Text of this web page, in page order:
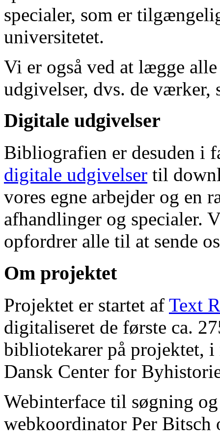
specialer, som er
universitetet.
Vi er også ved at lægge
udgivelser, dvs. de værker,
Digitale udgivelser
Bibliografien er desuden i
digitale udgivelser til
vores egne arbejder og en
afhandlinger og specialer.
opfordrer alle til at sende
Om projektet
Projektet er startet af Text
digitaliseret de første ca.
bibliotekarer på projektet, i
Dansk Center for
Webinterface til søgning
webkoordinator Per Bitsch